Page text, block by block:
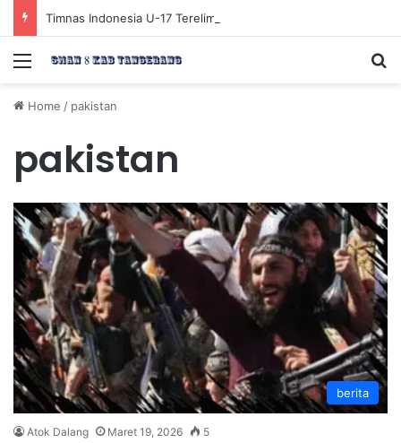
Menu
Home / pakistan
pakistan
berita
Atok Dalang Maret 19, 2026 5